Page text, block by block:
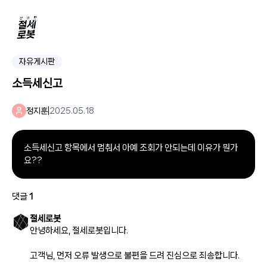
자유게시판
소득세신고
정지훈 2025.05.18
소득세신고 항목에서 멈춰서 아예 조회가 안되는데 이유가 뭔가
요??
댓글1
절세로봇
안녕하세요, 절세로봇입니다.
고객님, 먼저 오류 발생으로 불편을 드려 진심으로 죄송합니다.